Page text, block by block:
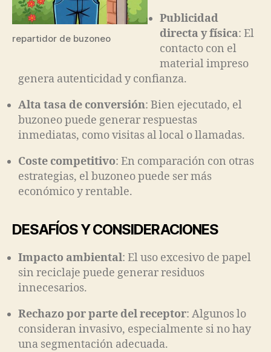
repartidor de buzoneo
Publicidad
directa y física: El
contacto con el
material impreso
genera autenticidad y confianza.
Alta tasa de conversión: Bien ejecutado, el
buzoneo puede generar respuestas
inmediatas, como visitas al local o llamadas.
Coste competitivo: En comparación con otras
estrategias, el buzoneo puede ser más
económico y rentable.
DESAFÍOS Y CONSIDERACIONES
Impacto ambiental: El uso excesivo de papel
sin reciclaje puede generar residuos
innecesarios.
Rechazo por parte del receptor: Algunos lo
consideran invasivo, especialmente si no hay
una segmentación adecuada.